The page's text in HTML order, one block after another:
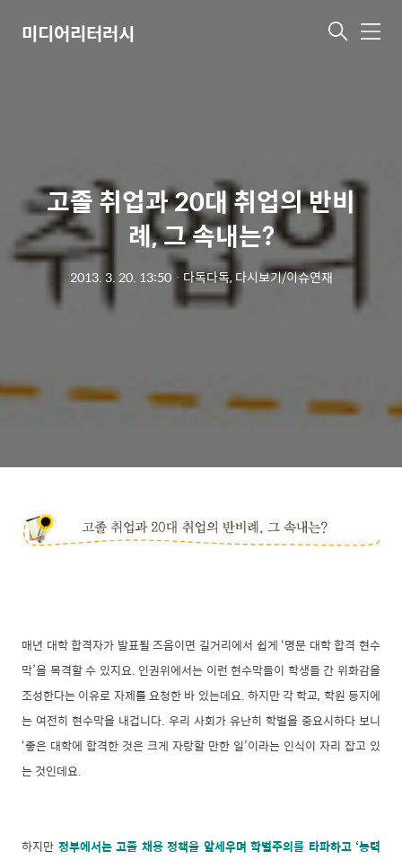
미디어리터러시 메
고졸 취업과 20대 취업의 반비
례, 그 속내는?
2013. 3. 20. 13:50ㆍ 다독다독, 다시보기/이슈연재
매년 대학 합격자가 발표될 즈음이면 길거리에서 쉽게 ‘명문 대학 합격 현수
막’을 목격할 수 있지요. 인권위에서는 이런 현수막들이 학생들 간 위화감을
조성한다는 이유로 자제를 요청한 바 있는데요. 하지만 각 학교, 학원 등지에
는 여전히 현수막을 내겁니다. 우리 사회가 유난히 학벌을 중요시하다 보니
‘좋은 대학에 합격한 것은 크게 자랑할 만한 일’이라는 인식이 자리 잡고 있
는 것인데요.
하지만 정부에서는 고졸 채용 정책을 앞세우며 학벌주의를 타파하고 ‘능력